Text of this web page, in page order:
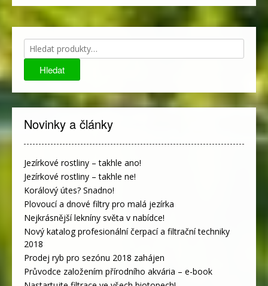
Hledat:
Hledat
Novinky a články
Jezírkové rostliny – takhle ano!
Jezírkové rostliny – takhle ne!
Korálový útes? Snadno!
Plovoucí a dnové filtry pro malá jezírka
Nejkrásnější lekníny světa v nabídce!
Nový katalog profesionální čerpací a filtrační techniky
2018
Prodej ryb pro sezónu 2018 zahájen
Průvodce založením přírodního akvária – e-book